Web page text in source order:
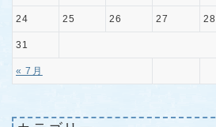
« 7月
24 25 26 27 28
31